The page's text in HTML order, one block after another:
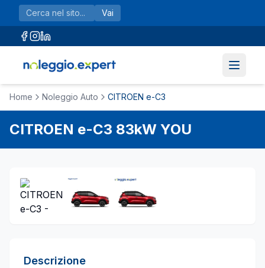
Vai al contenuto principale
Vai
Home Noleggio Auto CITROEN e-C3
CITROEN e-C3 83kW YOU
Descrizione